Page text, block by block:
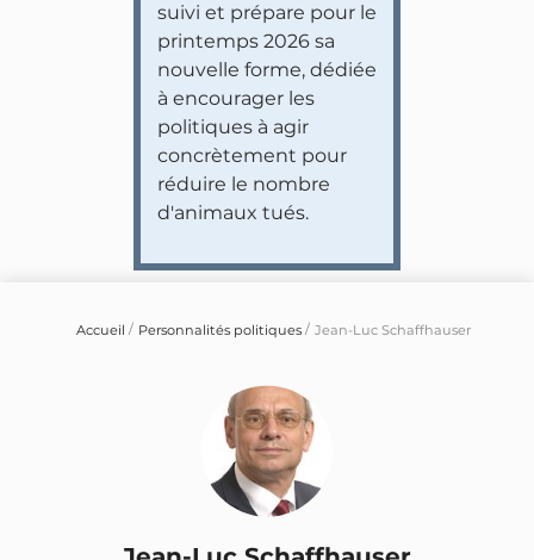
suivi et prépare pour le
printemps 2026 sa
nouvelle forme, dédiée
à encourager les
politiques à agir
concrètement pour
réduire le nombre
d'animaux tués.
Accueil Personnalités politiques Jean-Luc Schaffhauser